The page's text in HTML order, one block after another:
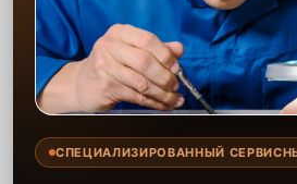
СПЕЦИАЛИЗИРОВАННЫЙ